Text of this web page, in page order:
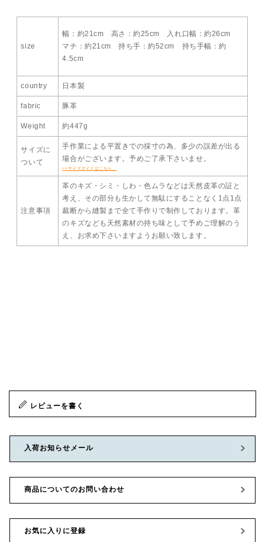
size
幅：約21cm 高さ：約25cm 入れ口幅：約26cm
マチ：約21cm 持ち手：約52cm 持ち手幅：約
4.5cm
country 日本製
fabric 豚革
Weight 約447g
サイズに
ついて
手作業による平置きでの採寸の為、多少の誤差が出る
場合がございます。予めご了承下さいませ。
>>サイズガイドはこちら。
注意事項
革のキズ・シミ・しわ・色ムラなどは天然皮革の証と
考え、その部分も生かして無駄にすることなく1点1点
裁断から縫製まで全て手作りで制作しております。革
のキズなども天然素材の持ち味として予めご理解のう
え、お求め下さいますようお願い致します。
レビューを書く
入荷お知らせメール
商品についてのお問い合わせ
お気に入りに登録